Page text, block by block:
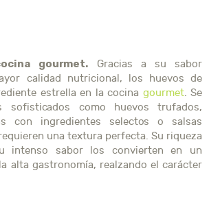
gourmet. Gracias a su sabor
calidad nutricional, los huevos de
estrella en la cocina gourmet. Se
sofisticados como huevos trufados,
con ingredientes selectos o salsas
una textura perfecta. Su riqueza
intenso sabor los convierten en un
alta gastronomía, realzando el carácter